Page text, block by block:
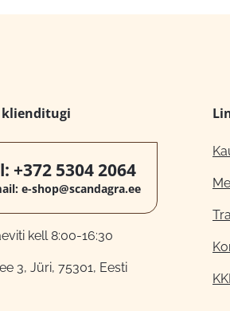
klienditugi
+372 5304 2064
e-shop@scandagra.ee
kell 8:00-16:30
3, Jüri, 75301, Eesti